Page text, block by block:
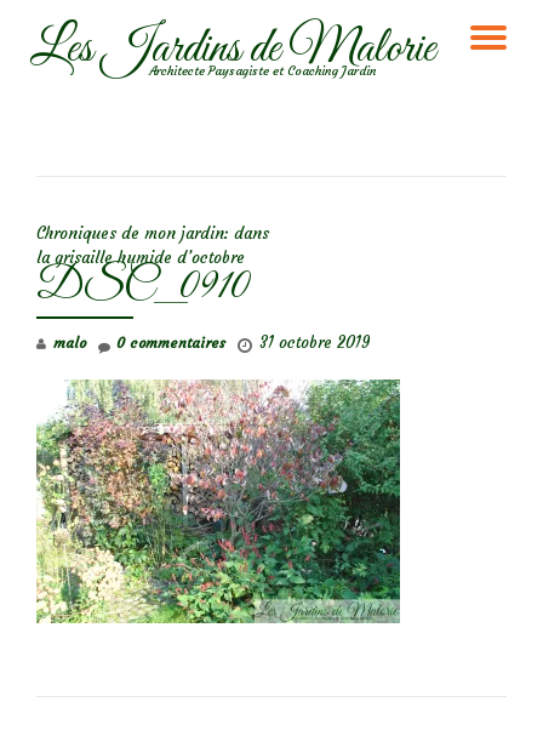
AllerLes Jardins de Malorie
Architecte Paysagiste et Coaching Jardin
Chroniques de mon jardin: dans
la grisaille humide d’octobre
DSC_0910
malo 31 octobre 2019
0 commentaires